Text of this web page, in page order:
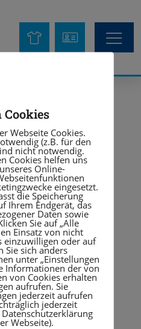
Webseite Cookies.
(z.B. für den
nicht notwendig.
Cookies helfen uns
Online-
eingesetzt.
die Speicherung
Ihrem Endgerät, das
Daten sowie
Sie auf „Alle
Einsatz von nicht
einzuwilligen oder auf
Sie sich anders
unter „Einstellungen
Informationen der von
von Cookies erhalten
aufrufen. Sie
jederzeit aufrufen
jederzeit
Webseite).